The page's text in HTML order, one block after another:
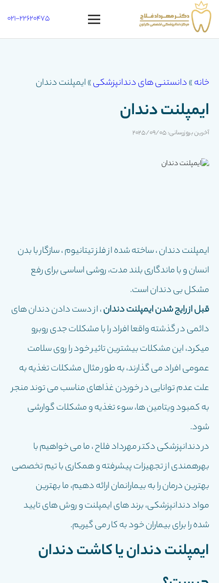
Open
021-22620475
خانه»دانستنی های دندانپزشکی»ایمپلنت دندان
ایمپلنت دندان
آخرین بروزرسانی: 2025/09/05
ایمپلنت دندان ، ساخته شده از فلز تیتانیوم ، سازگار با بدن
انسان و با ماندگاری بلند مدت، روشی اساسی برای رفع
مشکل بی دندان است.
قبل از رایج شدن ایمپلنت دندان، از دست دادن دندان های
دائمی در گذشته واقعا افراد را با مشکلات جدی روبرو
میکرد، این مشکلات بیشترین تاثیر خود را روی سلامت
عمومی افراد می گذارند، به طور مثال مشکلات تغذیه به
علت عدم توانایی در خوردن غذاهای مناسب می توند منجر
به کمبود ویتامین ها، سوء تغذیه و مشکلات گوارشی
شود.
در دندانپزشکی دکتر مهرداد فلاح ، ما می خواهیم با
بهرهمندی از تجهیزات پیشرفته و همکاری با تیم تخصصی
بهترین درمان را به بیمارانمان ارائه دهیم، ما بهترین
مواد دندانپزشکی، برند های ایمپلنت و روش های تایید
شده را برای بیماران خود به کار می گیریم.
ایمپلنت دندان یا کاشت دندان